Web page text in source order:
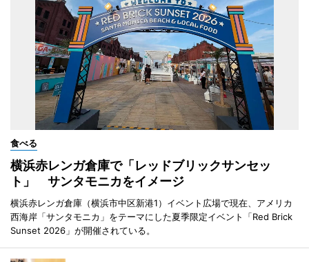
食べる
横浜赤レンガ倉庫で「レッドブリックサンセッ
ト」 サンタモニカをイメージ
横浜赤レンガ倉庫（横浜市中区新港1）イベント広場で現在、アメリカ
西海岸「サンタモニカ」をテーマにした夏季限定イベント「Red Brick
Sunset 2026」が開催されている。